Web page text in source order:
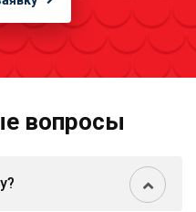
вопросы